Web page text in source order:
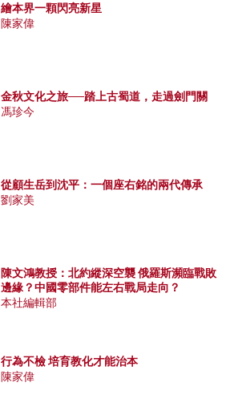
繪本界一顆閃亮新星
陳家偉
金秋文化之旅──踏上古蜀道，走過劍門關
馮珍今
從顧生岳到沈平：一個座右銘的兩代傳承
劉家美
陳文鴻教授：北約縱深空襲 俄羅斯瀕臨戰敗
邊緣？中國零部件能左右戰局走向？
本社編輯部
行為不檢 培育教化才能治本
陳家偉